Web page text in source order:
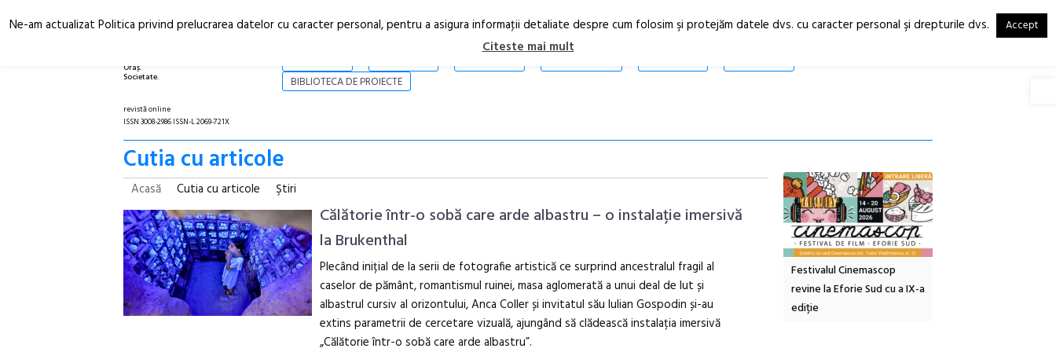
Oraș.
Societate.
RO
EN
BIBLIOTECA DE PROIECTE
revistă online
ISSN 3008-2986 ISSN-L 2069-721X
Cutia cu articole
Acasă Cutia cu articole Ştiri
Călătorie într-o sobă care arde albastru – o instalație imersivă
la Brukenthal
Plecând inițial de la serii de fotografie artistică ce surprind ancestralul fragil al
caselor de pământ, romantismul ruinei, masa aglomerată a unui deal de lut și
albastrul cursiv al orizontului, Anca Coller și invitatul său Iulian Gospodin și-au
extins parametrii de cercetare vizuală, ajungând să clădească instalația imersivă
„Călătorie într-o sobă care arde albastru”.
Anuala de artă urbană
Artown NOW #5:
Gramatica libertății
Festivalul Cinemascop
revine la Eforie Sud cu a IX-a
ediție
Ne-am actualizat Politica privind prelucrarea datelor cu caracter personal, pentru a asigura informaţii detaliate despre cum folosim şi protejăm datele dvs. cu caracter personal şi drepturile dvs. Accept
Citeste mai mult